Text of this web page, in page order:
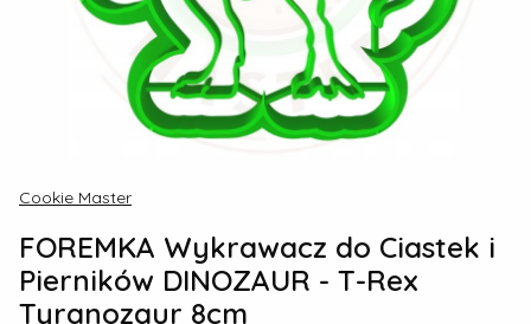
Cookie Master
FOREMKA Wykrawacz do Ciastek i
Pierników DINOZAUR - T-Rex
Tyranozaur 8cm